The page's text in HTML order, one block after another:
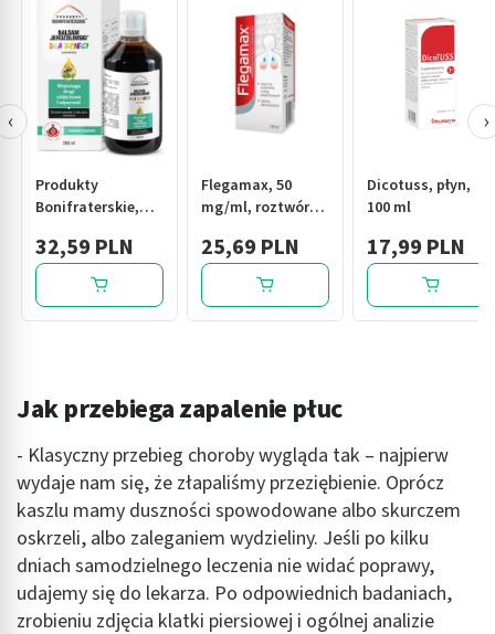
Produkty
Bonifraterskie,
Jerozolimski dla
dzieci, syrop, 200
ml
32,59 PLN
Flegamax, 50
mg/ml, roztwór
25,69 PLN
Dicotuss, płyn,
100 ml
17,99 PLN
‹ ›
Jak przebiega zapalenie płuc
- Klasyczny przebieg choroby wygląda tak – najpierw
wydaje nam się, że złapaliśmy przeziębienie. Oprócz
kaszlu mamy duszności spowodowane albo skurczem
oskrzeli, albo zaleganiem wydzieliny. Jeśli po kilku
dniach samodzielnego leczenia nie widać poprawy,
udajemy się do lekarza. Po odpowiednich badaniach,
zrobieniu zdjęcia klatki piersiowej i ogólnej analizie